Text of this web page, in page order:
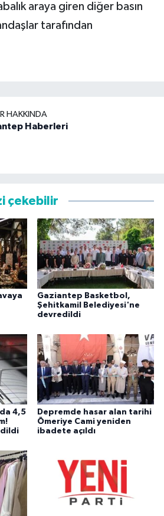
araya giren diğer basın
tarafından
HAKKINDA
Haberleri
çekebilir
Gaziantep Basketbol,
Şehitkamil Belediyesi'ne
devredildi
4,5
Depremde hasar alan tarihi
Ömeriye Cami yeniden
ibadete açıldı